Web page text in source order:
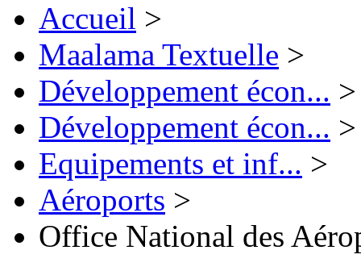
Accueil >
Maalama Textuelle >
Développement écon... >
Développement écon... >
Equipements et inf... >
Aéroports >
Office National des